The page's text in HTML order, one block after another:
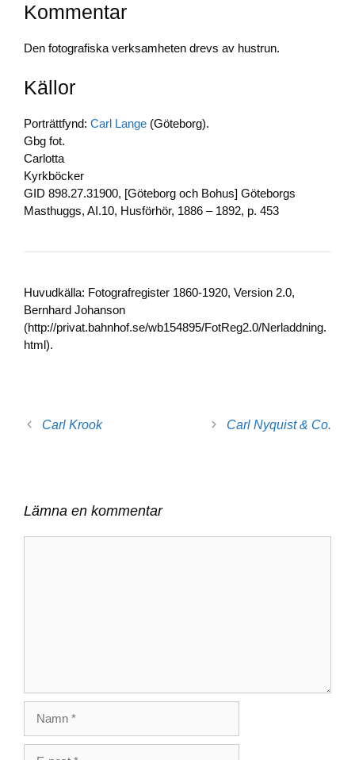
Kommentar
Den fotografiska verksamheten drevs av hustrun.
Källor
Porträttfynd: Carl Lange (Göteborg).
Gbg fot.
Carlotta
Kyrkböcker
GID 898.27.31900, [Göteborg och Bohus] Göteborgs
Masthuggs, AI.10, Husförhör, 1886 – 1892, p. 453
Huvudkälla: Fotografregister 1860-1920, Version 2.0,
Bernhard Johanson
(http://privat.bahnhof.se/wb154895/FotReg2.0/Nerladdning.
html).
Carl Krook Carl Nyquist & Co.
Lämna en kommentar